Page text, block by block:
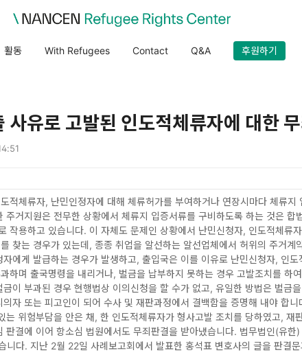
활동 With Refugees Contact Q&A 후원하기
사유로 고발된 인도적체류자에 대한
적체류자, 난민인정자에 대해 체류허가를 부여하거나 연장시마다 체류지
주거지원은 전무한 상황에서 체류지 입증서류를 구비하도록 하는 것은 합
작용하고 있습니다. 이 자체도 문제인 상황에서 난민신청자, 인도적체류
찾는 경우가 있는데, 종종 취업을 알선하는 알선업체에서 허위의 주거계
에게 발급하는 경우가 발생하고, 출입국은 이를 이유로 난민신청자, 인도
하며 출국명령을 내리거나, 벌금을 납부하지 못하는 경우 고발조치를 하
이 부과된 경우 현행법상 이의신청을 할 수가 없고, 유일한 방법은 벌금
자 또는 피고인이 되어 수사 및 재판과정에서 결백함을 증명해 내야 합니
는 위험부담을 안은 채, 한 인도적체류자가 형사고발 조치를 당하였고, 재
판결에 이어 항소심 법원에서도 무죄판결을 받아냈습니다. 법무법인(유한)
니다. 지난 2월 22일 사례보고회에서 발표한 홍석표 변호사의 글을 판결